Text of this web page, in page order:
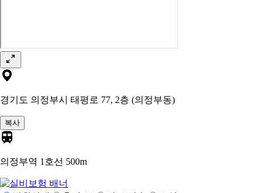
경기도 의정부시 태평로 77, 2층 (의정부동)
복사
의정부역 1호선 500m